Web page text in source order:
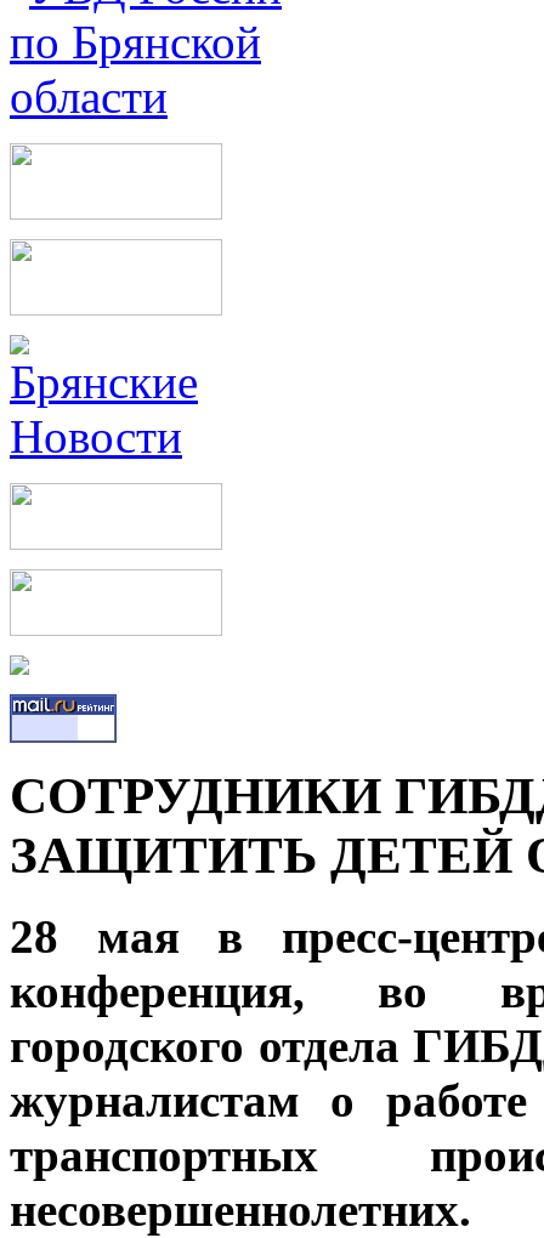
СОТРУДНИКИ
ЗАЩИТИТЬ ДЕТЕЙ
28 мая в пресс-
конференция, во
городского отдела
журналистам о
транспортных
несовершеннолетних.